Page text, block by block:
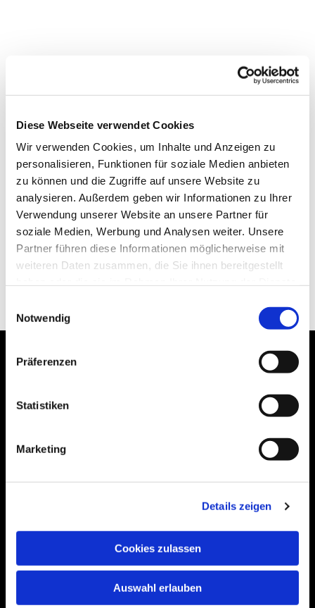
Diese Webseite verwendet Cookies
Wir verwenden Cookies, um Inhalte und Anzeigen zu
personalisieren, Funktionen für soziale Medien anbieten
zu können und die Zugriffe auf unsere Website zu
analysieren. Außerdem geben wir Informationen zu Ihrer
Verwendung unserer Website an unsere Partner für
soziale Medien, Werbung und Analysen weiter. Unsere
Partner führen diese Informationen möglicherweise mit
weiteren Daten zusammen, die Sie ihnen bereitgestellt
Notwendig
Präferenzen
Statistiken
Marketing
Details zeigen
Cookies zulassen
Auswahl erlauben
Bogenstraße 4A
um diese Karte anzuzeigen.
Accept cookies